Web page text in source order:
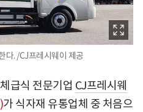
다. /CJ프레시웨이 제공
급식 전문기업 CJ프레시웨
가 식자재 유통업체 중 처음으